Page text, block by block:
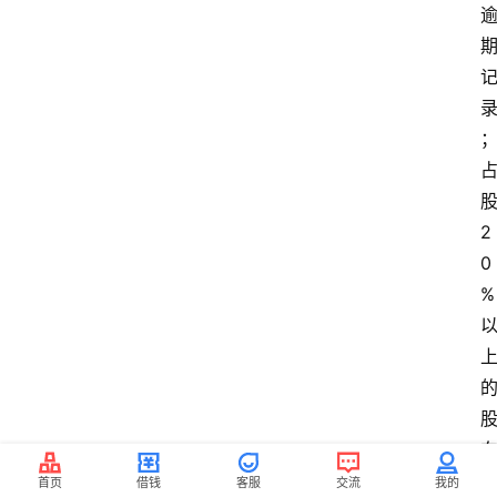
逾
期
记
录
；
占
股
2
0
%
以
上
的
股
东
首页 借钱 客服 交流 我的